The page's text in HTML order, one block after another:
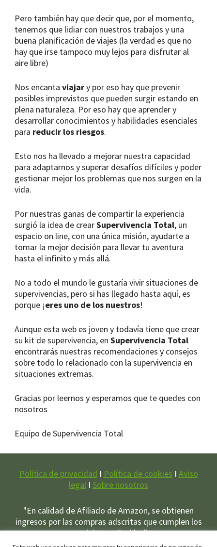
Pero también hay que decir que, por el momento,
tenemos que lidiar con nuestros trabajos y una
buena planificación de viajes (la verdad es que no
hay que irse tampoco muy lejos para disfrutar al
aire libre)
Nos encanta viajary por eso hay que prevenir
posibles imprevistos que pueden surgir estando en
plena naturaleza. Por eso hay que aprender y
desarrollar conocimientos y habilidades esenciales
para reducir los riesgos.
Esto nos ha llevado a mejorar nuestra capacidad
para adaptarnos y superar desafíos difíciles y poder
gestionar mejor los problemas que nos surgen en la
vida.
Por nuestras ganas de compartir la experiencia
surgió la idea de crearSupervivencia Total, un
espacio on line, con una única misión, ayudarte a
tomar la mejor decisión para llevar tu aventura
hasta el infinito y más allá.
No a todo el mundo le gustaría vivir situaciones de
supervivencias, pero si has llegado hasta aquí, es
porque ¡eres uno de los nuestros!
Aunque esta web es joven y todavía tiene que crear
su kit de supervivencia, en Supervivencia Total
encontrarás nuestras recomendaciones y consejos
sobre todo lo relacionado con la supervivencia en
situaciones extremas.
Gracias por leernos y esperamos que te quedes con
nosotros
Equipo de Supervivencia Total
Política de privacidad I Política de cookies I Aviso
legal I Sobre nosotros
"En calidad de Afiliado de Amazon, se obtienen
ingresos por las compras adscritas que cumplen los
requisitos aplicables"